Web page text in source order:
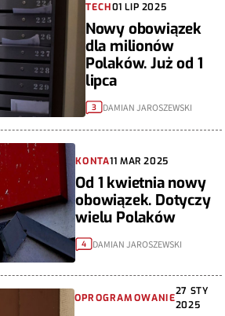
TECH01 LIP 2025
Nowy obowiązek
dla milionów
Polaków. Już od 1
lipca
3 DAMIAN JAROSZEWSKI
KONTA11 MAR 2025
Od 1 kwietnia nowy
obowiązek. Dotyczy
wielu Polaków
4 DAMIAN JAROSZEWSKI
OPROGRAMOWANIE
27 STY
2025